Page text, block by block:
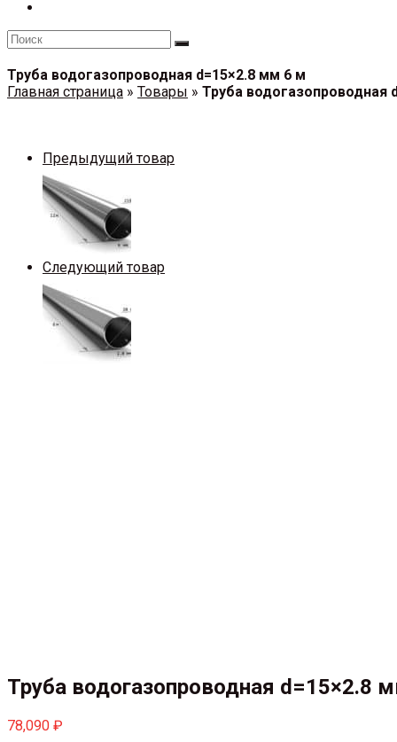
Труба водогазопроводная d=15×2.8 мм 6 м
Главная страница » Товары » Труба водогазопроводная
Предыдущий товар
Следующий товар
Труба водогазопроводная d=15×2.8
78,090 ₽